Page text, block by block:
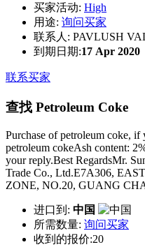
买家活动: High
用途: 询问买家
联系人: PAVLUSH
到期日期:17 Apr 2020
联系买家
查找 Petroleum Coke
Purchase of petroleum coke,
petroleum cokeAsh content:
your reply.Best RegardsMr.
Trade Co., Ltd.E7A306,
ZONE, NO.20, GUANG
进口到: 中国
所需数量: 询问买家
收到的报价:20